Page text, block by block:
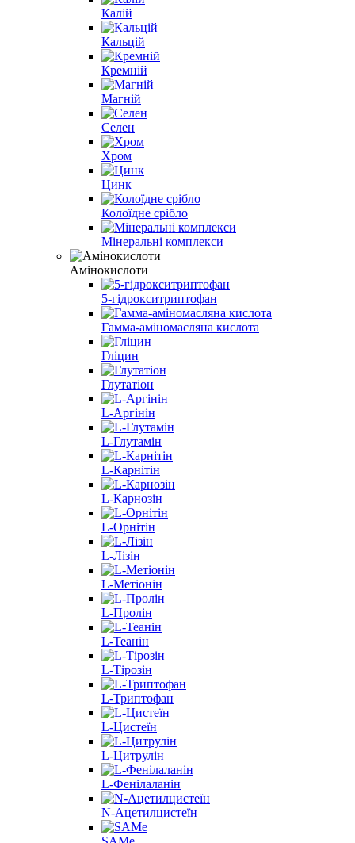
Калій
Кальцій
Кремній
Магній
Селен
Хром
Цинк
Колоїдне срібло
Мінеральні комплекси
Амінокислоти
5-гідрокситриптофан
Гамма-аміномасляна кислота
Гліцин
Глутатіон
L-Аргінін
L-Глутамін
L-Карнітін
L-Карнозін
L-Орнітін
L-Лізін
L-Метіонін
L-Пролін
L-Теанін
L-Тірозін
L-Триптофан
L-Цистеїн
L-Цитрулін
L-Фенілаланін
N-Ацетилцистеїн